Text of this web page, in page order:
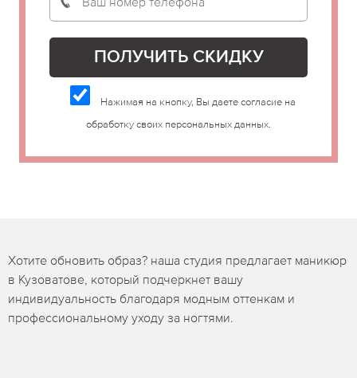
Нажимая на кнопку, Вы даете согласие на
обработку своих персональных данных.
Хотите обновить образ? наша студия предлагает маникюр
в Кузоватове, который подчеркнет вашу
индивидуальность благодаря модным оттенкам и
профессиональному уходу за ногтями.